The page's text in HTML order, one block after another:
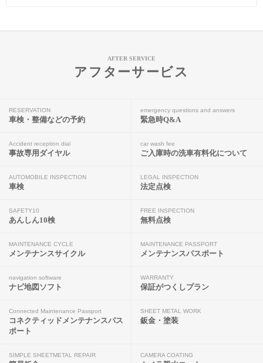
AFTER SERVICE
アフターサービス
RESERVATION
車検・整備などの予約
emergency questions and answers
緊急時Q&A
Accident reception dial
事故専用ダイヤル
car wash fee
ご入庫時の洗車有料化について
AUTOMOBILE INSPECTION
車検
LEGAL INSPECTION
法定点検
SAFETY10
あんしん10検
FREE INSPECTION
無料点検
MAINTENANCE CYCLE
メンテナンスサイクル
MAINTENANCE PASSPORT
メンテナンスパスポート
navigation software
ナビ地図ソフト
WARRANTY
保証がつくしプラン
Connected Maintenance Passport
コネクティッドメンテナンスパス
ポート
SHEET METAL WORK
鈑金・塗装
SIMPLE SHEETMETAL REPAIR CAMERA COATING